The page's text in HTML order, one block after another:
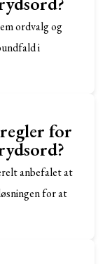
ordvalg og
i
for
anbefalet at
for at